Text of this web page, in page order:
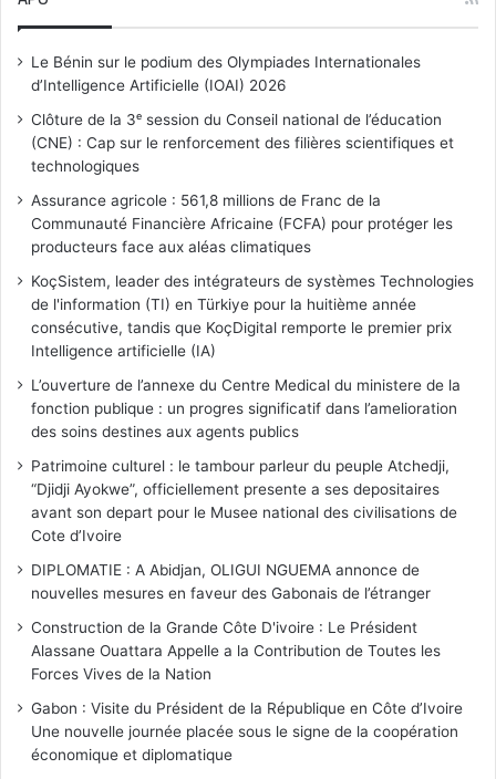
Le Bénin sur le podium des Olympiades Internationales
d’Intelligence Artificielle (IOAI) 2026
Clôture de la 3ᵉ session du Conseil national de l’éducation
(CNE) : Cap sur le renforcement des filières scientifiques et
technologiques
Assurance agricole : 561,8 millions de Franc de la
Communauté Financière Africaine (FCFA) pour protéger les
producteurs face aux aléas climatiques
KoçSistem, leader des intégrateurs de systèmes Technologies
de l'information (TI) en Türkiye pour la huitième année
consécutive, tandis que KoçDigital remporte le premier prix
Intelligence artificielle (IA)
L’ouverture de l’annexe du Centre Medical du ministere de la
fonction publique : un progres significatif dans l’amelioration
des soins destines aux agents publics
Patrimoine culturel : le tambour parleur du peuple Atchedji,
“Djidji Ayokwe”, officiellement presente a ses depositaires
avant son depart pour le Musee national des civilisations de
Cote d’Ivoire
DIPLOMATIE : A Abidjan, OLIGUI NGUEMA annonce de
nouvelles mesures en faveur des Gabonais de l’étranger
Construction de la Grande Côte D'ivoire : Le Président
Alassane Ouattara Appelle a la Contribution de Toutes les
Forces Vives de la Nation
Gabon : Visite du Président de la République en Côte d’Ivoire
Une nouvelle journée placée sous le signe de la coopération
économique et diplomatique